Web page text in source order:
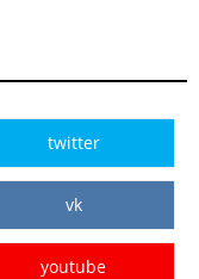
twitter
vk
youtube